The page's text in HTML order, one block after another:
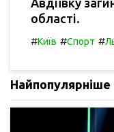
області.
#Київ #Спорт #
Найпопулярніше